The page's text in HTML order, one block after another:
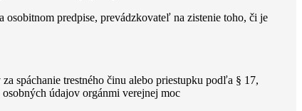
osobitnom predpise, prevádzkovateľ na zistenie toho, či je
spáchanie trestného činu alebo priestupku podľa § 17,
údajov orgánmi verejnej moc